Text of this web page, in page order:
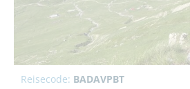
Reisecode: BADAVPBT